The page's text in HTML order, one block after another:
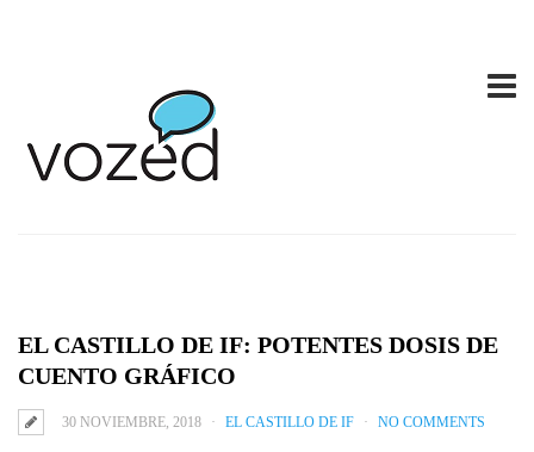
EL CASTILLO DE IF: POTENTES DOSIS DE
CUENTO GRÁFICO
30 NOVIEMBRE, 2018 EL CASTILLO DE IF NO COMMENTS